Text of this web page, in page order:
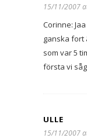
15/11/2007
Corinne:
ganska fort
som var 5
första vi
ULLE
15/11/2007